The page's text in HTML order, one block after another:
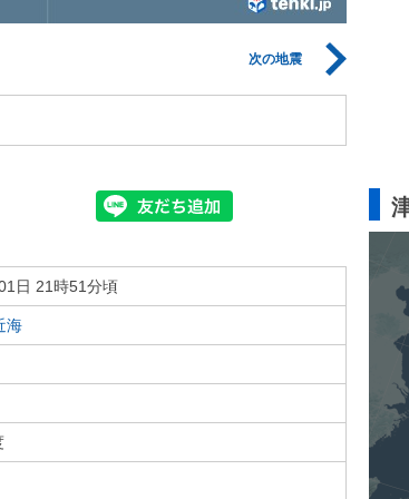
次の地震
日 21時51分頃
海